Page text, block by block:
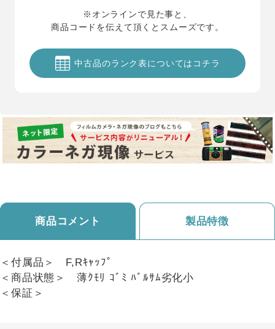
※オンラインで見た事と、
商品コードを伝えて頂くとスムーズです。
中古品のランク表についてはコチラ
商品コメント 製品特徴
＜付属品＞ F,Rｷｬｯﾌﾟ
＜商品状態＞ 薄ｸﾓﾘ ｺﾞﾐ ﾊﾞﾙｻﾑ劣化小
＜保証＞